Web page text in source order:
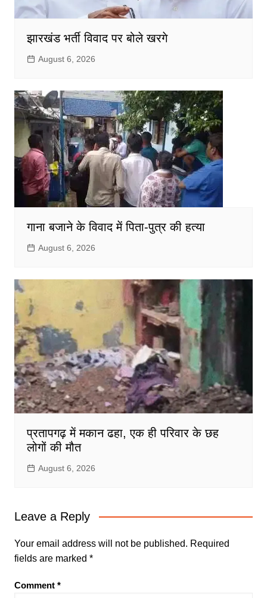
झारखंड भर्ती विवाद पर बोले खरगे
August 6, 2026
गाना बजाने के विवाद में पिता-पुत्र की हत्या
August 6, 2026
प्रतापगढ़ में मकान ढहा, एक ही परिवार के छह
लोगों की मौत
August 6, 2026
Leave a Reply
Your email address will not be published. Required
fields are marked *
Comment *